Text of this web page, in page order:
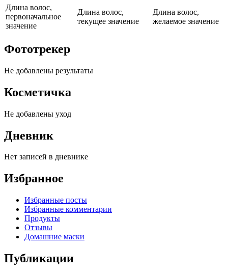
Длина волос,
первоначальное
значение
Длина волос,
текущее значение
Длина волос,
желаемое значение
Фототрекер
Не добавлены результаты
Косметичка
Не добавлены уход
Дневник
Нет записей в дневнике
Избранное
Избранные посты
Избранные комментарии
Продукты
Отзывы
Домашние маски
Публикации